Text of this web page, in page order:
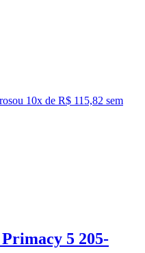
ou 10x de R$ 115,82 sem
5 205-